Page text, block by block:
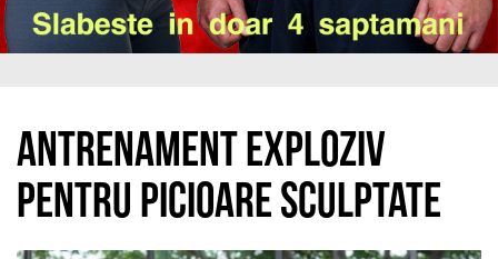
Antrenament exploziv
pentru picioare sculptate